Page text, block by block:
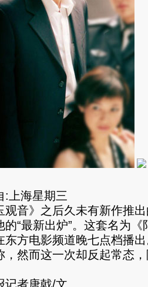
海星期三
》之后久未有新作推出
的“最新出炉”。这套名为
东方电影频道晚七点档播
，然而这一次却反起常态
者唐戟/文